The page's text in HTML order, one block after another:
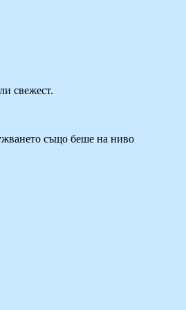
свежест.
също беше на ниво